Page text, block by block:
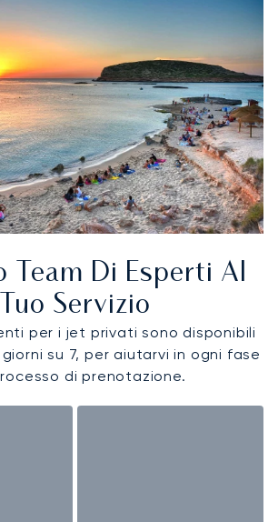
Team Di Esperti Al
Tuo Servizio
per i jet privati sono disponibili
su 7, per aiutarvi in ogni fase
di prenotazione.